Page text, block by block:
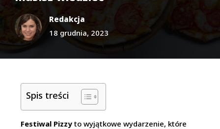
Redakcja
18 grudnia, 2023
Spis treści
Festiwal Pizzy to wyjątkowe wydarzenie, które